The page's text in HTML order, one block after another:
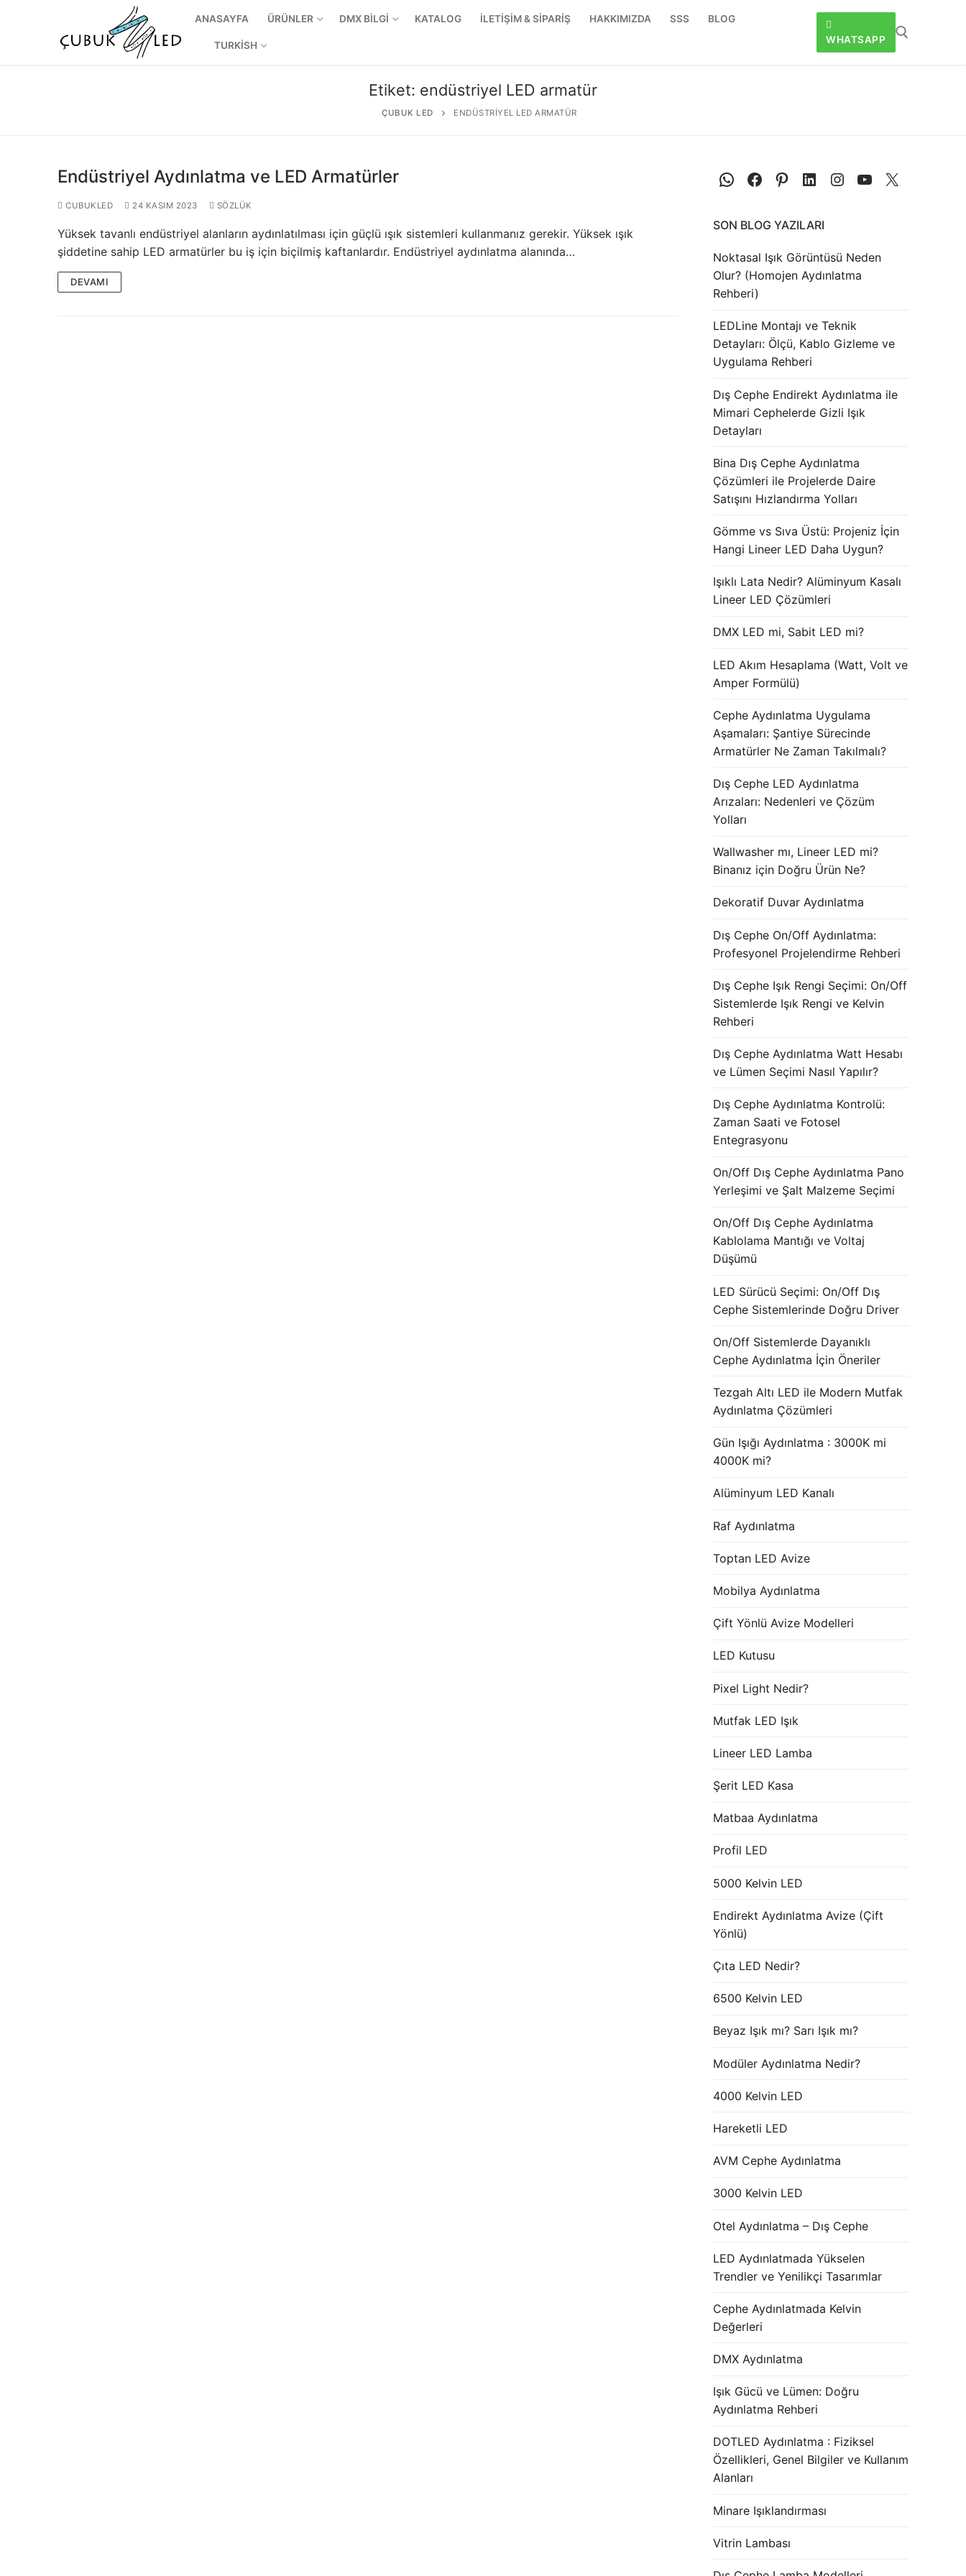
ANASAYFA ÜRÜNLER DMX BİLGİ KATALOG İLETİŞİM & SİPARİŞ HAKKIMIZDA SSS BLOG
TURKISH WHATSAPP
ANASAYFA
Etiket: endüstriyel LED armatür
ÇUBUK LED ENDÜSTRIYEL LED ARMATÜR
Endüstriyel Aydınlatma ve LED Armatürler
CUBUKLED 24 KASIM 2023 SÖZLÜK
Yüksek tavanlı endüstriyel alanların aydınlatılması için güçlü ışık sistemleri kullanmanız gerekir. Yüksek ışık
şiddetine sahip LED armatürler bu iş için biçilmiş kaftanlardır. Endüstriyel aydınlatma alanında…
DEVAMI
SON BLOG YAZILARI
Noktasal Işık Görüntüsü Neden
Olur? (Homojen Aydınlatma
Rehberi)
LEDLine Montajı ve Teknik
Detayları: Ölçü, Kablo Gizleme ve
Uygulama Rehberi
Dış Cephe Endirekt Aydınlatma ile
Mimari Cephelerde Gizli Işık
Detayları
Bina Dış Cephe Aydınlatma
Çözümleri ile Projelerde Daire
Satışını Hızlandırma Yolları
Gömme vs Sıva Üstü: Projeniz İçin
Hangi Lineer LED Daha Uygun?
Işıklı Lata Nedir? Alüminyum Kasalı
Lineer LED Çözümleri
DMX LED mi, Sabit LED mi?
LED Akım Hesaplama (Watt, Volt ve
Amper Formülü)
Cephe Aydınlatma Uygulama
Aşamaları: Şantiye Sürecinde
Armatürler Ne Zaman Takılmalı?
Dış Cephe LED Aydınlatma
Arızaları: Nedenleri ve Çözüm
Yolları
Wallwasher mı, Lineer LED mi?
Binanız için Doğru Ürün Ne?
Dekoratif Duvar Aydınlatma
Dış Cephe On/Off Aydınlatma:
Profesyonel Projelendirme Rehberi
Dış Cephe Işık Rengi Seçimi: On/Off
Sistemlerde Işık Rengi ve Kelvin
Rehberi
Dış Cephe Aydınlatma Watt Hesabı
ve Lümen Seçimi Nasıl Yapılır?
Dış Cephe Aydınlatma Kontrolü:
Zaman Saati ve Fotosel
Entegrasyonu
On/Off Dış Cephe Aydınlatma Pano
Yerleşimi ve Şalt Malzeme Seçimi
On/Off Dış Cephe Aydınlatma
Kablolama Mantığı ve Voltaj
Düşümü
LED Sürücü Seçimi: On/Off Dış
Cephe Sistemlerinde Doğru Driver
On/Off Sistemlerde Dayanıklı
Cephe Aydınlatma İçin Öneriler
Tezgah Altı LED ile Modern Mutfak
Aydınlatma Çözümleri
Gün Işığı Aydınlatma : 3000K mi
4000K mi?
Alüminyum LED Kanalı
Raf Aydınlatma
Toptan LED Avize
Mobilya Aydınlatma
Çift Yönlü Avize Modelleri
LED Kutusu
Pixel Light Nedir?
Mutfak LED Işık
Lineer LED Lamba
Şerit LED Kasa
Matbaa Aydınlatma
Profil LED
5000 Kelvin LED
Endirekt Aydınlatma Avize (Çift
Yönlü)
Çıta LED Nedir?
6500 Kelvin LED
Beyaz Işık mı? Sarı Işık mı?
Modüler Aydınlatma Nedir?
4000 Kelvin LED
Hareketli LED
AVM Cephe Aydınlatma
3000 Kelvin LED
Otel Aydınlatma – Dış Cephe
LED Aydınlatmada Yükselen
Trendler ve Yenilikçi Tasarımlar
Cephe Aydınlatmada Kelvin
Değerleri
DMX Aydınlatma
Işık Gücü ve Lümen: Doğru
Aydınlatma Rehberi
DOTLED Aydınlatma : Fiziksel
Özellikleri, Genel Bilgiler ve Kullanım
Alanları
Minare Işıklandırması
Vitrin Lambası